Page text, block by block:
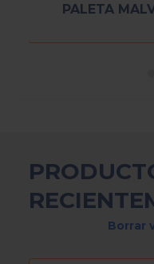
PALETA
Borrar